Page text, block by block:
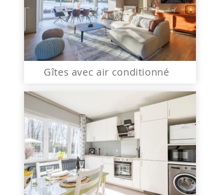
Gîtes avec air conditionné